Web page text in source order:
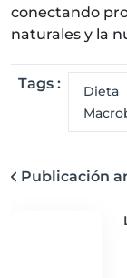
conectando
naturales y la
Tags :
Dieta
Publicación